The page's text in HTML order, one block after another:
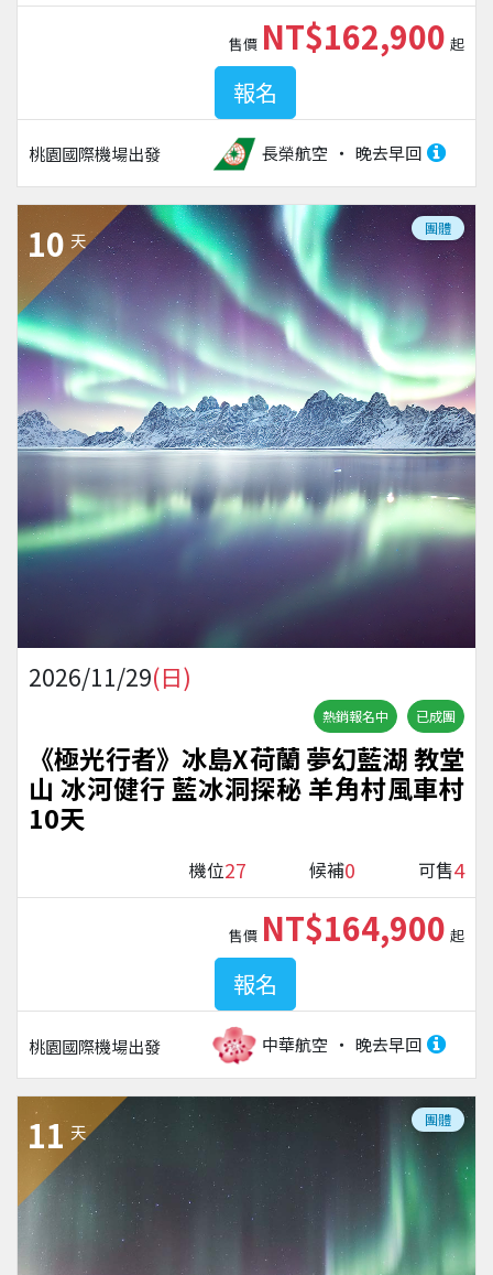
桃園國際機場出發 長榮航空 晚去早回
售價 NT$162,900 起
報名
10 天
團體
2026/11/29(日)
熱銷報名中 已成團
《極光行者》冰島X荷蘭 夢幻藍湖 教堂
山 冰河健行 藍冰洞探秘 羊角村風車村
10天
機位27 候補0 可售4
桃園國際機場出發 中華航空 晚去早回
售價 NT$164,900 起
報名
11 天
團體